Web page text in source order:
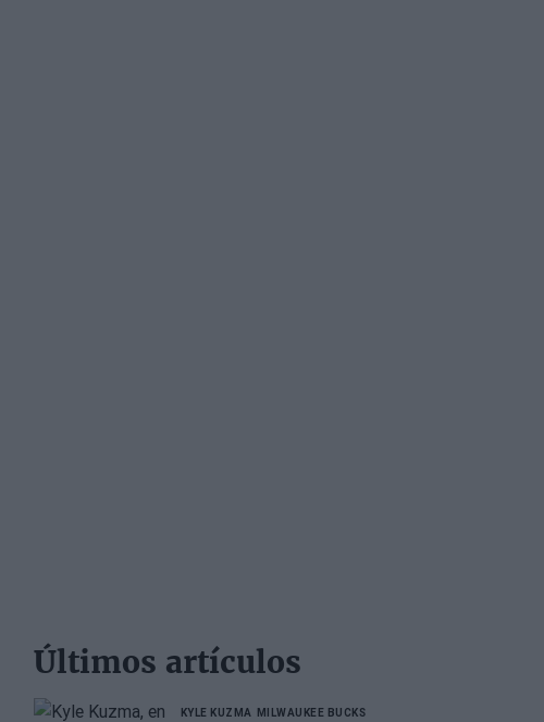
Últimos artículos
KYLE KUZMA MILWAUKEE BUCKS